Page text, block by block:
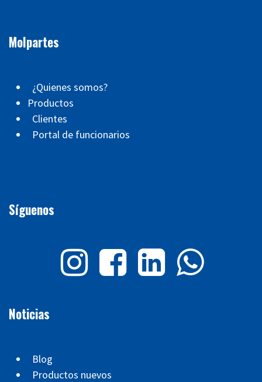
Molpartes
¿Quienes somos?
Productos
Clientes
Portal de funcionarios
Síguenos
Noticias
Blog
Productos nuevos